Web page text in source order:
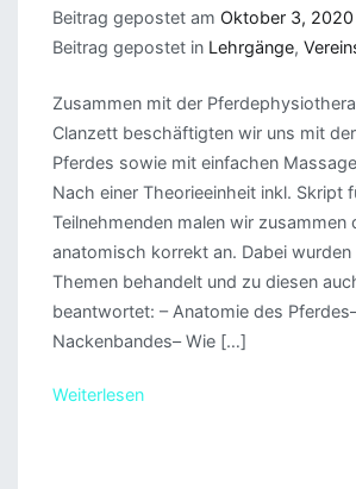
Beitrag gepostet am Oktober 3, 2020
Beitrag gepostet in Lehrgänge,
Zusammen mit der
Clanzett beschäftigten wir uns mit
Pferdes sowie mit einfachen
Nach einer Theorieeinheit inkl. Skript
Teilnehmenden malen wir zusammen
anatomisch korrekt an. Dabei wurden
Themen behandelt und zu diesen
beantwortet: – Anatomie des
Nackenbandes– Wie […]
Weiterlesen